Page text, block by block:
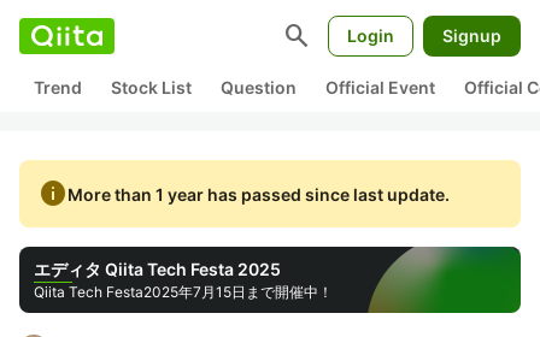
search Login Signup
Trend Stock List Question Official Event Official
infoMore than 1 year has passed since last update.
エディタ Qiita Tech Festa 2025
Qiita Tech Festa2025年7月15日まで開催中！